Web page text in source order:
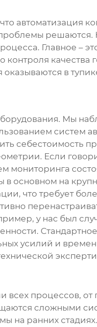
автоматизация
решаются.
Главное –
качества
оказываются в
. Мы
систем
себестоимость
Если
мониторинга
основном на
что требует
у нас был
усилий и
всех процессов,
сложными
на ранних